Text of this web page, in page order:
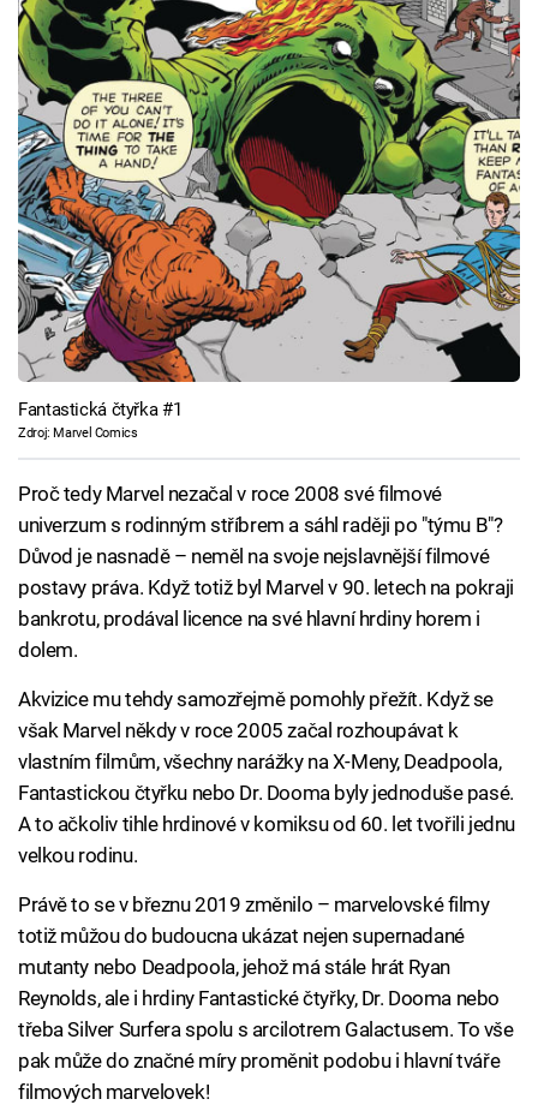
Fantastická čtyřka #1
Zdroj: Marvel Comics
Proč tedy Marvel nezačal v roce 2008 své filmové
univerzum s rodinným stříbrem a sáhl raději po "týmu B"?
Důvod je nasnadě – neměl na svoje nejslavnější filmové
postavy práva. Když totiž byl Marvel v 90. letech na pokraji
bankrotu, prodával licence na své hlavní hrdiny horem i
dolem.
Akvizice mu tehdy samozřejmě pomohly přežít. Když se
však Marvel někdy v roce 2005 začal rozhoupávat k
vlastním filmům, všechny narážky na X-Meny, Deadpoola,
Fantastickou čtyřku nebo Dr. Dooma byly jednoduše pasé.
A to ačkoliv tihle hrdinové v komiksu od 60. let tvořili jednu
velkou rodinu.
Právě to se v březnu 2019 změnilo – marvelovské filmy
totiž můžou do budoucna ukázat nejen supernadané
mutanty nebo Deadpoola, jehož má stále hrát Ryan
Reynolds, ale i hrdiny Fantastické čtyřky, Dr. Dooma nebo
třeba Silver Surfera spolu s arcilotrem Galactusem. To vše
pak může do značné míry proměnit podobu i hlavní tváře
filmových marvelovek!